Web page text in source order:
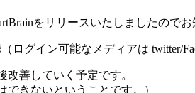
をリリースいたしましたので
グイン可能なメディアは twitter/
善していく予定です。
きないということです。）